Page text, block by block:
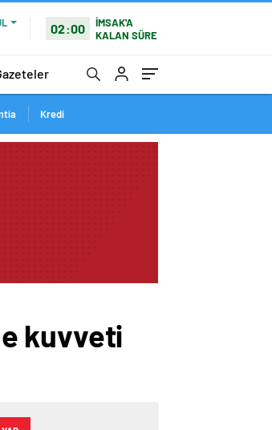
02:00
İMSAK'A
KALAN SÜRE
Kredi
kuvveti